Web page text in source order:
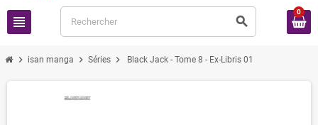
view_headline search
0
chevron_right isan manga chevron_right Séries chevron_right Black Jack - Tome 8 - Ex-Libris 01